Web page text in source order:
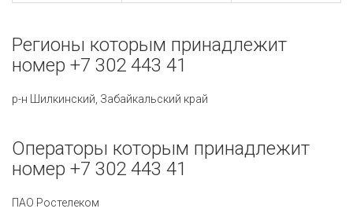
Регионы которым принадлежит
номер +7 302 443 41
р-н Шилкинский, Забайкальский край
Операторы которым принадлежит
номер +7 302 443 41
ПАО Ростелеком